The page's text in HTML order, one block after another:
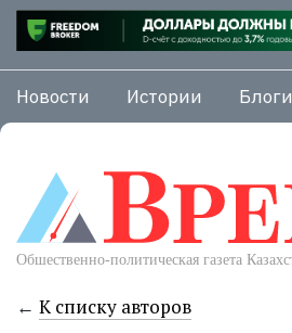
Новости Истории Блоги
← К списку авторов